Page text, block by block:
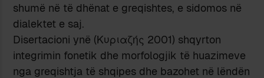
shumë në të dhënat e greqishtes, e sidomos në
dialektet e saj.
Disertacioni ynë (Κυριαζής 2001) shqyrton
integrimin fonetik dhe morfologjik të huazimeve
nga greqishtja të shqipes dhe bazohet në lëndën